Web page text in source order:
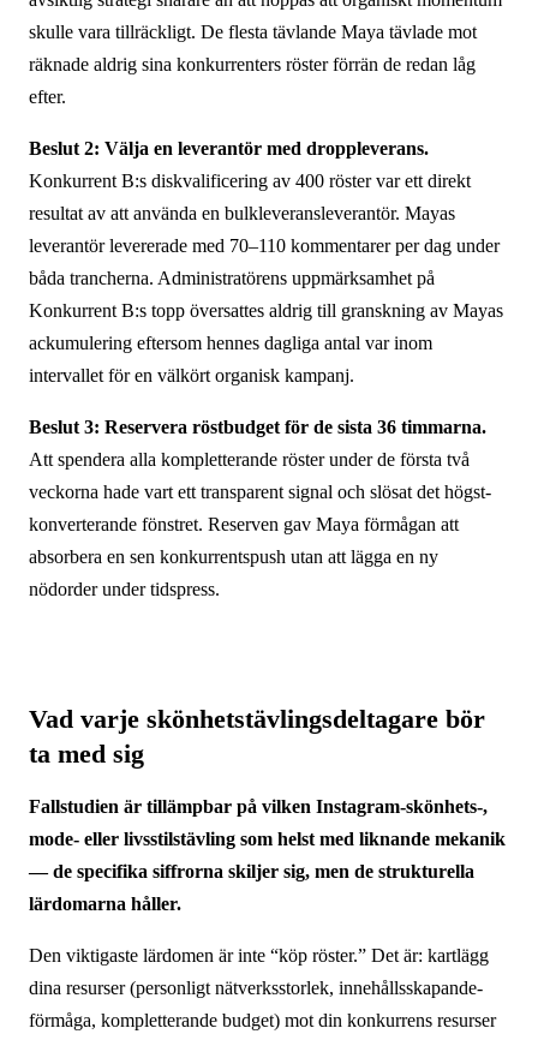
skulle vara tillräckligt. De flesta tävlande Maya tävlade mot
räknade aldrig sina konkurrenters röster förrän de redan låg
efter.
Beslut 2: Välja en leverantör med droppleverans.
Konkurrent B:s diskvalificering av 400 röster var ett direkt
resultat av att använda en bulkleveransleverantör. Mayas
leverantör levererade med 70–110 kommentarer per dag under
båda trancherna. Administratörens uppmärksamhet på
Konkurrent B:s topp översattes aldrig till granskning av Mayas
ackumulering eftersom hennes dagliga antal var inom
intervallet för en välkört organisk kampanj.
Beslut 3: Reservera röstbudget för de sista 36 timmarna.
Att spendera alla kompletterande röster under de första två
veckorna hade vart ett transparent signal och slösat det högst­
konverterande fönstret. Reserven gav Maya förmågan att
absorbera en sen konkurrents­push utan att lägga en ny
nödorder under tidspress.
Vad varje skönhets­tävlings­deltagare bör
ta med sig
Fallstudien är tillämpbar på vilken Instagram-skönhets-,
mode- eller livsstils­tävling som helst med liknande mekanik
— de specifika siffrorna skiljer sig, men de strukturella
lärdomarna håller.
Den viktigaste lärdomen är inte “köp röster.” Det är: kartlägg
dina resurser (personligt nätverksstorlek, innehålls­skapande­
förmåga, kompletterande budget) mot din konkurrens resurser